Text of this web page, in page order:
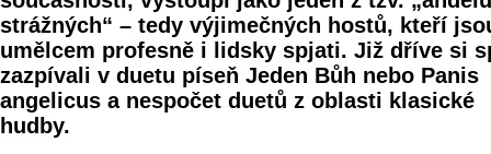
strážných“ – tedy výjimečných hostů, kteří
umělcem profesně i lidsky spjati. Již dříve si
zazpívali v duetu píseň Jeden Bůh nebo Panis
angelicus a nespočet duetů z oblasti klasické
hudby.